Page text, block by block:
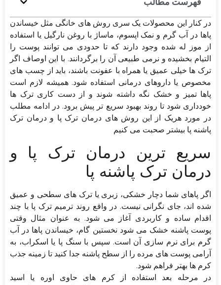
در کنار این محصولات یک سری روش های خانگی مثل خیساندن
پاها در آب گرم و نمک اپسوم، ماساژ با روغن نارگیل یا استفاده
از موز له شده وجود دارند که تا حدودی می توانند پوست را
التیام بخشیده و نرمی طبیعی آن را برگردانند. با این اوصاف اگر
ترک ها خیلی عمیق یا همراه با عفونت باشند، باید از چسب های
مخصوص یا داروهای درمانی استفاده شود. همیشه لازم است
پاها تمیز و خشک نگه داشته شوند و از دست کاری ترک ها
خودداری شود تا روند بهبود سریع تر پیش برود. در ادامه مطلب
در مورد هریک از این روش های درمان ترک پا و درمان ترک
پاشنه پا بیشتر صحبت می کنیم
سریع ترین درمان ترک پا و
درمان ترک پاشنه پا
اگر پاهای شما دچار خشکی، زبری یا ترک های سطحی و عمیق
شده اند، جای نگرانی نیست. در واقع روند ترمیم ترک پا با چند
اقدام ساده و کاربردی آغاز می شود. به عنوان مثال وقتی
پوست پاشنه خشک می شود نخستین گام، خیساندن پاها در آب
گرم برای نرم سازی آن است. سپس با سنگ پا یا اسکراب، به
آرامی پوست های مرده را از سطح پاشنه جدا کنید تا زمینه جذب
کرم ها بهتر فراهم شود.
در مرحله بعد استفاده از کرم های حاوی اوره یا اسید